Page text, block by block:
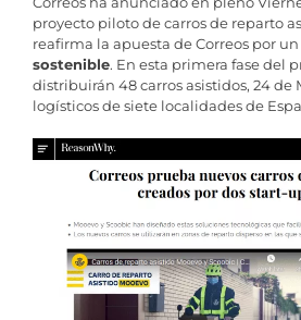
proyecto piloto de carros de reparto
reafirma la apuesta de Correos por un
sostenible. En esta primera fase del
distribuirán 48 carros asistidos, 24 de
logísticos de siete localidades de